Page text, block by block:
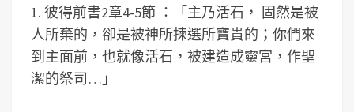
1. 彼得前書2章4-5節 ：「主乃活石， 固然是被
人所棄的，卻是被神所揀選所寶貴的；你們來
到主面前，也就像活石，被建造成靈宮，作聖
潔的祭司…」